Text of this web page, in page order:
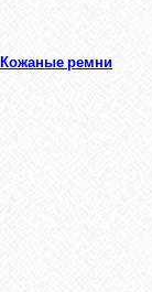
Кожаные ремни